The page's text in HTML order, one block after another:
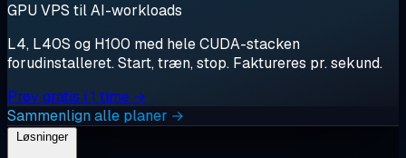
GPU VPS til AI-workloads
L4, L40S og H100 med hele CUDA-stacken
forudinstalleret. Start, træn, stop. Faktureres pr. sekund.
Prøv gratis i 1 time →
Sammenlign alle planer →
Løsninger